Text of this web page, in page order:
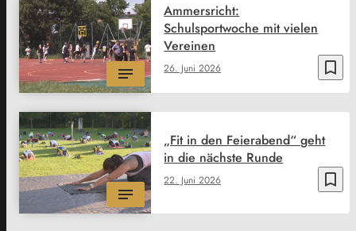
bookmark_border
26. Juni 2026
Ammersricht:
Schulsportwoche mit vielen
Vereinen
bookmark_border
22. Juni 2026
„Fit in den Feierabend“ geht
in die nächste Runde